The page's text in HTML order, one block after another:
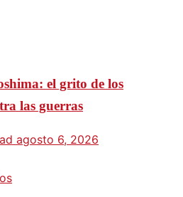
el grito de los
las guerras
agosto 6, 2026